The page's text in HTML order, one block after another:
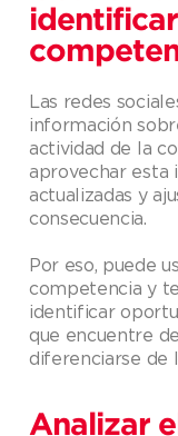
Las redes
información
actividad de la
aprovechar esta
actualizadas y
consecuencia.
Por eso, puede
competencia y
identificar
que encuentre
diferenciarse de
Analizar